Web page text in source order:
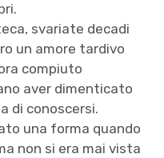
svariate decadi
un amore tardivo
compiuto
aver dimenticato
di conoscersi.
una forma quando
non si era mai vista